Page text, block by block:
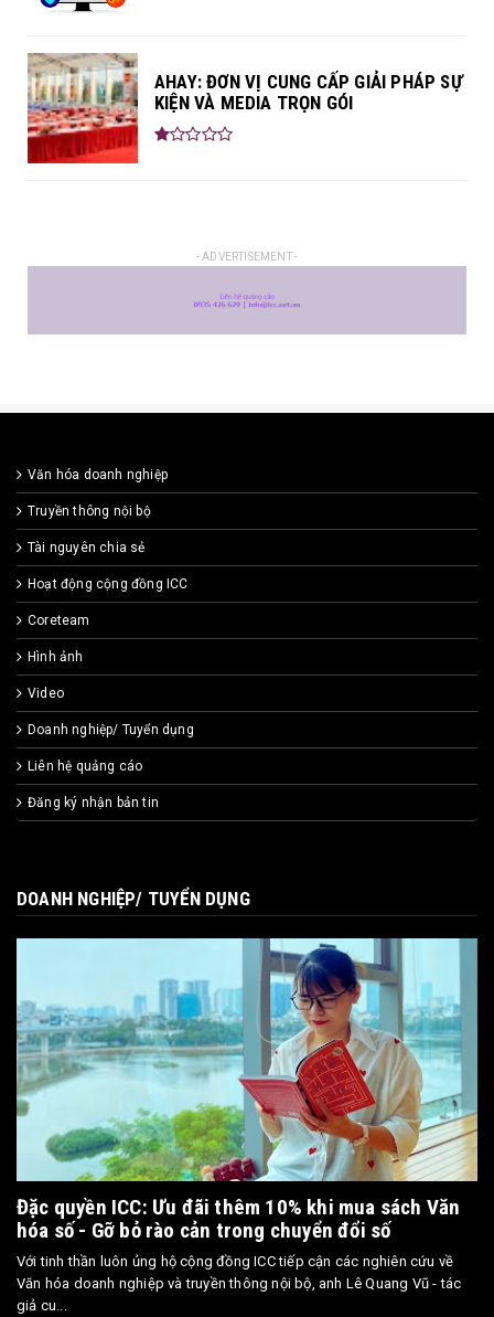
AHAY: ĐƠN VỊ CUNG CẤP GIẢI PHÁP SỰ
KIỆN VÀ MEDIA TRỌN GÓI
- ADVERTISEMENT -
Văn hóa doanh nghiệp
Truyền thông nội bộ
Tài nguyên chia sẻ
Hoạt động cộng đồng ICC
Coreteam
Hình ảnh
Video
Doanh nghiệp/ Tuyển dụng
Liên hệ quảng cáo
Đăng ký nhận bản tin
DOANH NGHIỆP/ TUYỂN DỤNG
Đặc quyền ICC: Ưu đãi thêm 10% khi mua sách Văn
hóa số - Gỡ bỏ rào cản trong chuyển đổi số
Với tinh thần luôn ủng hộ cộng đồng ICC tiếp cận các nghiên cứu về
Văn hóa doanh nghiệp và truyền thông nội bộ, anh Lê Quang Vũ - tác
giả cu...